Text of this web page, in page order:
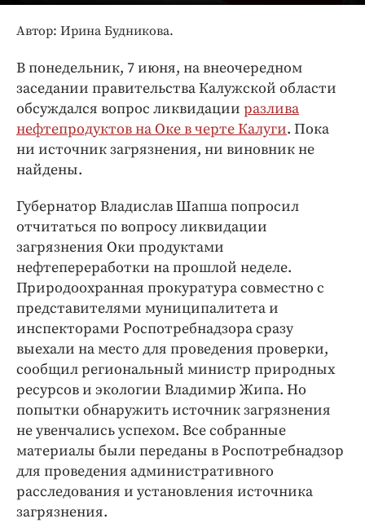
Интересное чтиво
Клиника года
Работодатель года
Автор: Ирина Будникова.
В понедельник, 7 июня, на внеочередном
заседании правительства Калужской области
обсуждался вопрос ликвидации разлива
нефтепродуктов на Оке в черте Калуги. Пока
ни источник загрязнения, ни виновник не
найдены.
Губернатор Владислав Шапша попросил
отчитаться по вопросу ликвидации
загрязнения Оки продуктами
нефтепереработки на прошлой неделе.
Природоохранная прокуратура совместно с
представителями муниципалитета и
инспекторами Роспотребнадзора сразу
выехали на место для проведения проверки,
сообщил региональный министр природных
ресурсов и экологии Владимир Жипа. Но
попытки обнаружить источник загрязнения
не увенчались успехом. Все собранные
материалы были переданы в Роспотребнадзор
для проведения административного
расследования и установления источника
загрязнения.